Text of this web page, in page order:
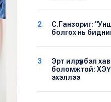
2
С.Ганзориг:
болгох нь
3
Эрт илрүүлбэл
боломжтой:
эхэллээ